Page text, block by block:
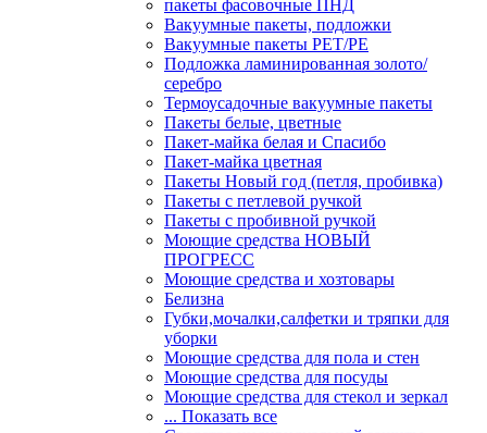
пакеты фасовочные ПНД
Вакуумные пакеты, подложки
Вакуумные пакеты РЕТ/РЕ
Подложка ламинированная золото/
серебро
Термоусадочные вакуумные пакеты
Пакеты белые, цветные
Пакет-майка белая и Спасибо
Пакет-майка цветная
Пакеты Новый год (петля, пробивка)
Пакеты с петлевой ручкой
Пакеты с пробивной ручкой
Моющие средства НОВЫЙ
ПРОГРЕСС
Моющие средства и хозтовары
Белизна
Губки,мочалки,салфетки и тряпки для
уборки
Моющие средства для пола и стен
Моющие средства для посуды
Моющие средства для стекол и зеркал
... Показать все